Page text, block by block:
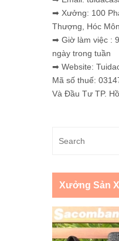
➡ Xưởng: 100
Thượng, Hóc Môn
➡ Giờ làm việc :
ngày trong tuần
➡ Website:
Mã số thuế:
Và Đầu Tư TP.
Xưởng Sản